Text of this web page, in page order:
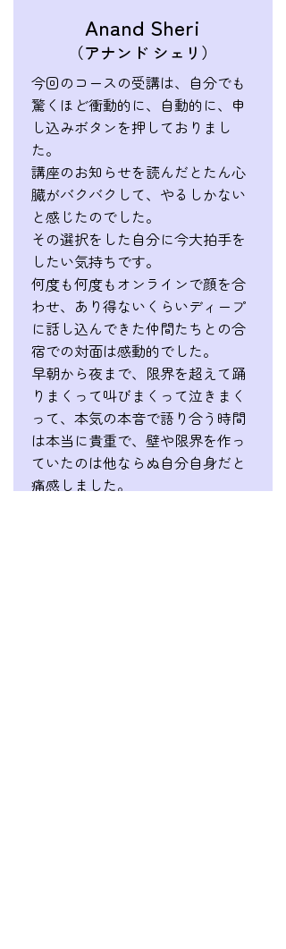
Anand Sheri
（アナンド シェリ）
今回の コースの受講は、自分でも
驚くほど衝動的に、自動的に、申
し込みボタンを押しておりまし
た。
講座のお知らせを読んだとたん心
臓がバクバクして、やるしかない
と感じたのでした。
その選択をした自分に今大拍手を
したい気持ちです。
何度も何度もオンラインで顔を合
わせ、あり得ないくらいディープ
に話し込んできた仲間たちとの合
宿での対面は感動的でした。
早朝から夜まで、限界を超えて踊
りまくって叫びまくって泣きまく
って、本気の本音で語り合う時間
は本当に貴重で、壁や限界を作っ
ていたのは他ならぬ自分自身だと
痛感しました。